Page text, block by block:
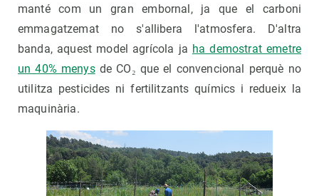
manté com un gran embornal, ja que el carboni
emmagatzemat no s'allibera l'atmosfera. D'altra
banda, aquest model agrícola ja ha demostrat emetre
un 40% menysde CO₂ que el convencional perquè no
utilitza pesticides ni fertilitzants químics i redueix la
maquinària.